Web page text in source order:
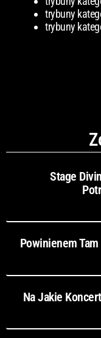
trybuny
trybuny
Stage
Powinienem
Na Jakie